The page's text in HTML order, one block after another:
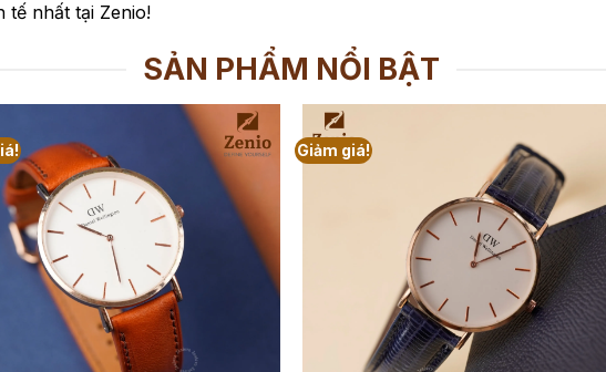
tế nhất tại Zenio!
SẢN PHẨM NỔI BẬT
Giảm giá!